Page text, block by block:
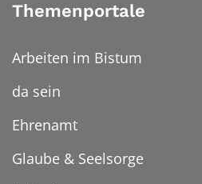
Themenportale
Arbeiten im Bistum
da sein
Ehrenamt
Glaube & Seelsorge